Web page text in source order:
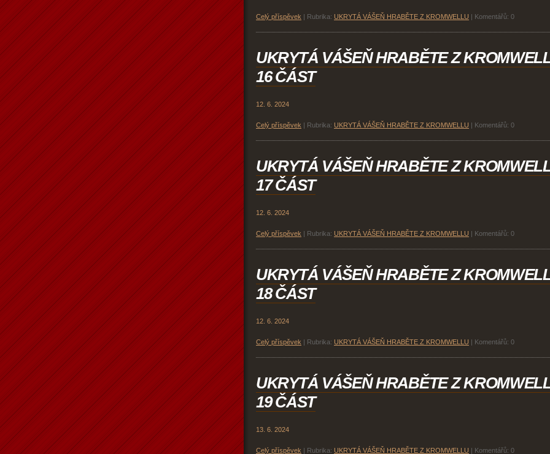
Celý příspěvek | Rubrika: UKRYTÁ VÁŠEŇ HRABĚTE Z KROMWELLU | Komentářů: 0
UKRYTÁ VÁŠEŇ HRABĚTE Z
16 ČÁST
12. 6. 2024
Celý příspěvek | Rubrika: UKRYTÁ VÁŠEŇ HRABĚTE Z KROMWELLU | Komentářů: 0
UKRYTÁ VÁŠEŇ HRABĚTE Z
17 ČÁST
12. 6. 2024
Celý příspěvek | Rubrika: UKRYTÁ VÁŠEŇ HRABĚTE Z KROMWELLU | Komentářů: 0
UKRYTÁ VÁŠEŇ HRABĚTE Z
18 ČÁST
12. 6. 2024
Celý příspěvek | Rubrika: UKRYTÁ VÁŠEŇ HRABĚTE Z KROMWELLU | Komentářů: 0
UKRYTÁ VÁŠEŇ HRABĚTE Z
19 ČÁST
13. 6. 2024
Celý příspěvek | Rubrika: UKRYTÁ VÁŠEŇ HRABĚTE Z KROMWELLU | Komentářů: 0